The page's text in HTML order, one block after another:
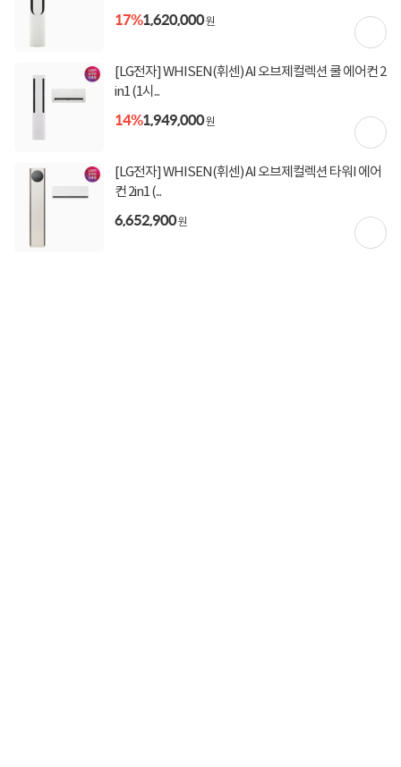
17%1,620,000원
[LG전자] WHISEN(휘센) AI 오브제컬렉션 쿨 에어컨 2
in1 (1시...
14%1,949,000원
[LG전자] WHISEN(휘센) AI 오브제컬렉션 타워I 에어
컨 2in1 (...
6,652,900원
상세정보를확대해서 볼 수 있습니다.